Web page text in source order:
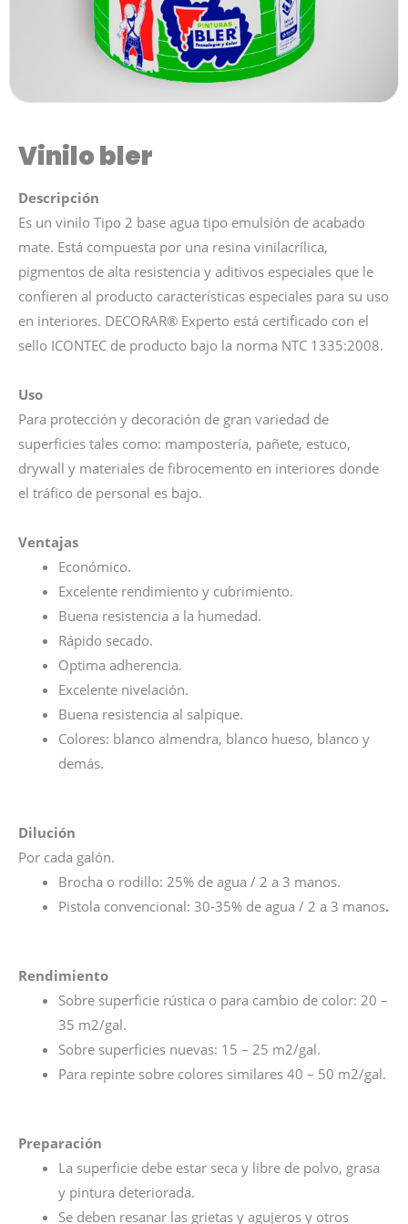
Vinilo bler
Descripción
Es un vinilo Tipo 2 base agua tipo emulsión de acabado
mate. Está compuesta por una resina vinilacrílica,
pigmentos de alta resistencia y aditivos especiales que le
confieren al producto características especiales para su uso
en interiores. DECORAR® Experto está certificado con el
sello ICONTEC de producto bajo la norma NTC 1335:2008.
Uso
Para protección y decoración de gran variedad de
superficies tales como: mampostería, pañete, estuco,
drywall y materiales de fibrocemento en interiores donde
el tráfico de personal es bajo.
Ventajas
Económico.
Excelente rendimiento y cubrimiento.
Buena resistencia a la humedad.
Rápido secado.
Optima adherencia.
Excelente nivelación.
Buena resistencia al salpique.
Colores: blanco almendra, blanco hueso, blanco y
demás.
Dilución
Por cada galón.
Brocha o rodillo: 25% de agua / 2 a 3 manos.
Pistola convencional: 30-35% de agua / 2 a 3 manos​.
Rendimiento
Sobre superficie rústica o para cambio de color: 20 –
35 m2/gal.
Sobre superficies nuevas: 15 – 25 m2/gal.
Para repinte sobre colores similares 40 – 50 m2/gal.
Preparación
La superficie debe estar seca y libre de polvo, grasa
y pintura deteriorada.
Se deben resanar las grietas y agujeros y otros